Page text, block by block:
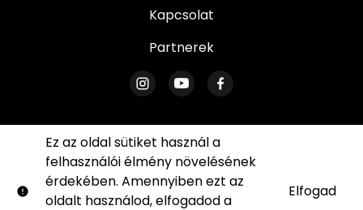
Ez az oldal sütiket használ a
felhasználói élmény növelésének
érdekében. Amennyiben ezt az
oldalt használod, elfogadod a
Elfogad
Kapcsolat
Partnerek
© Verzió. Minden jog fenntartva. Az oldal egyetlen
része sem reprodukálható írásos engedélyünk